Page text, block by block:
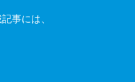
事には、